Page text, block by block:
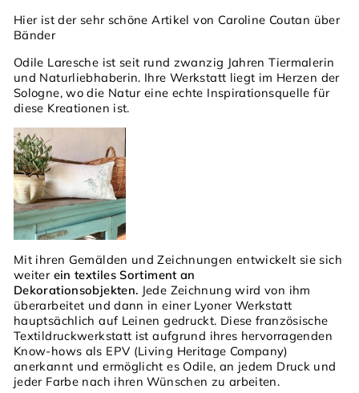
Hier ist der sehr schöne Artikel von Caroline Coutan über
Bänder
Odile Laresche ist seit rund zwanzig Jahren Tiermalerin
und Naturliebhaberin. Ihre Werkstatt liegt im Herzen der
Sologne, wo die Natur eine echte Inspirationsquelle für
diese Kreationen ist.
Mit ihren Gemälden und Zeichnungen entwickelt sie sich
weiter ein textiles Sortiment an
Dekorationsobjekten. Jede Zeichnung wird von ihm
überarbeitet und dann in einer Lyoner Werkstatt
hauptsächlich auf Leinen gedruckt. Diese französische
Textildruckwerkstatt ist aufgrund ihres hervorragenden
Know-hows als EPV (Living Heritage Company)
anerkannt und ermöglicht es Odile, an jedem Druck und
jeder Farbe nach ihren Wünschen zu arbeiten.